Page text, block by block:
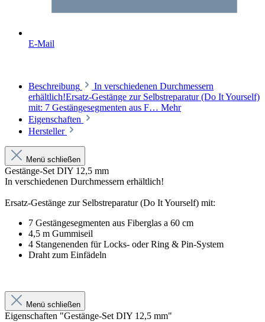
E-Mail
Beschreibung
In verschiedenen Durchmessern
erhältlich!Ersatz-Gestänge zur Selbstreparatur (Do It Yourself)
mit: 7 Gestängesegmenten aus F… Mehr
Eigenschaften
Hersteller
Menü schließen
Gestänge-Set DIY 12,5 mm
In verschiedenen Durchmessern erhältlich!
Ersatz-Gestänge zur Selbstreparatur (Do It Yourself) mit:
7 Gestängesegmenten aus Fiberglas a 60 cm
4,5 m Gummiseil
4 Stangenenden für Locks- oder Ring & Pin-System
Draht zum Einfädeln
Menü schließen
Eigenschaften "Gestänge-Set DIY 12,5 mm"